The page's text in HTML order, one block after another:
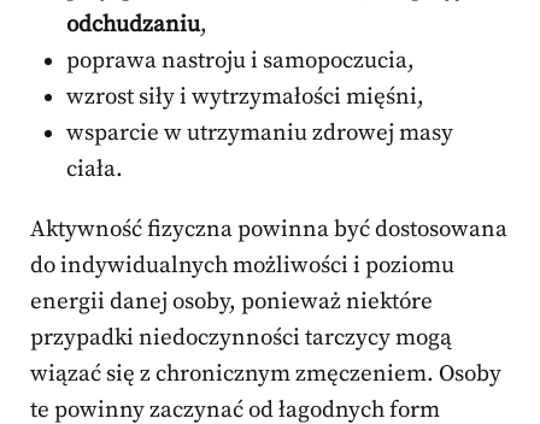
odchudzaniu,
poprawa nastroju i samopoczucia,
wzrost siły i wytrzymałości mięśni,
wsparcie w utrzymaniu zdrowej masy
ciała.
Aktywność fizyczna powinna być dostosowana
do indywidualnych możliwości i poziomu
energii danej osoby, ponieważ niektóre
przypadki niedoczynności tarczycy mogą
wiązać się z chronicznym zmęczeniem. Osoby
te powinny zaczynać od łagodnych form